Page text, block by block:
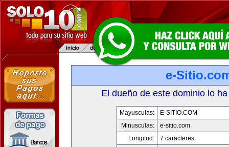
e-
El dueño de este dominio lo
Mayusculas:
E-SITIO.COM
Minusculas:
e-sitio.com
Longitud:
7 caracteres